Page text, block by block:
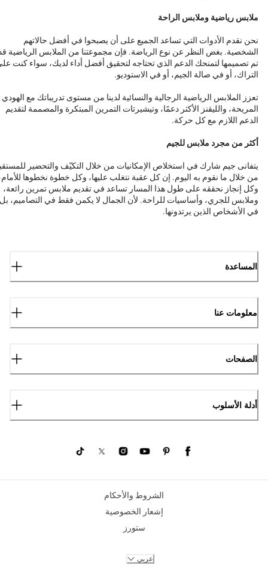
ملابس رياضية وملابس الراحة
نحن نقدم الأدوات التي تساعد الجميع على أن يصبحوا في أفضل حالاتهم
الشخصية. بغض النظر عن نوع الرياضة. فإن مجموعتنا من الملابس الرياضية
تم تصميمها لتمنحك الدعم الذي تحتاجه لتحقيق أفضل أداء لديك، سواء كنت
التراك، أو في صالة الجيم، أو في الاستوديو.
تعزز الملابس الرياضية الرجالية والنسائية لدينا من مستوى تدريباتك مع الهودي
المريحة، والليقنز الأكثر دعمًا، وتيشيرتات التمرين المبتكرة والمصممة لتقديم
الدعم اللازم مع كل حركة.
أكثر من مجرد ملابس للجيم
يتفانى جيم شارك في استخلاص الإمكانيات من خلال التكيّف والتحضير
من خلال ما نقوم به اليوم. إن كل عقبة نتغلب عليها، وكل خطوة نخطوها
وكل إنجاز نحققه على طول هذا المسار تساعد في تقديم ملابس تمرين رائعة،
وملابس للجري، وأساسيات للراحة. لأن الجمال لا يكمن فقط في التصاميم، بل
في الأشخاص الذين يرتدونها.
المساعدة
معلومات عنا
الصفحات
أدلة الأسلوب
الشروط والأحكام
إشعار الخصوصية
ستورز
عربي